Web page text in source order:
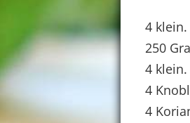
4 klein.
250
4
4
4